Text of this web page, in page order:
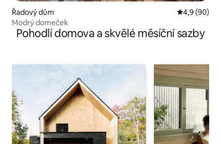
Řadový dům Průměrné
4,9 (90)
Modrý domeček
Pohodlí domova a skvělé měsíční sazby